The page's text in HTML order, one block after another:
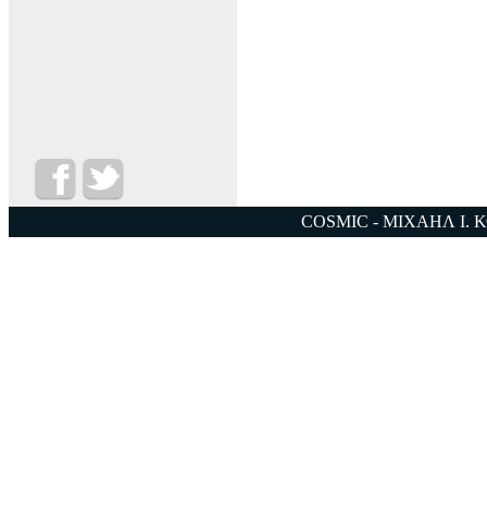
COSMIC - ΜΙΧΑΗΛ Ι.